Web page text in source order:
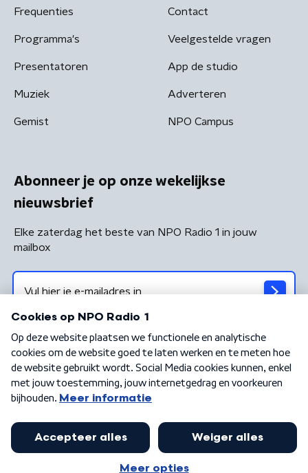
Frequenties
Programma's
Presentatoren
Muziek
Gemist
Contact
Veelgestelde vragen
App de studio
Adverteren
NPO Campus
Abonneer je op onze wekelijkse
nieuwsbrief
Elke zaterdag het beste van NPO Radio 1 in jouw
mailbox
Algemene voorwaarden